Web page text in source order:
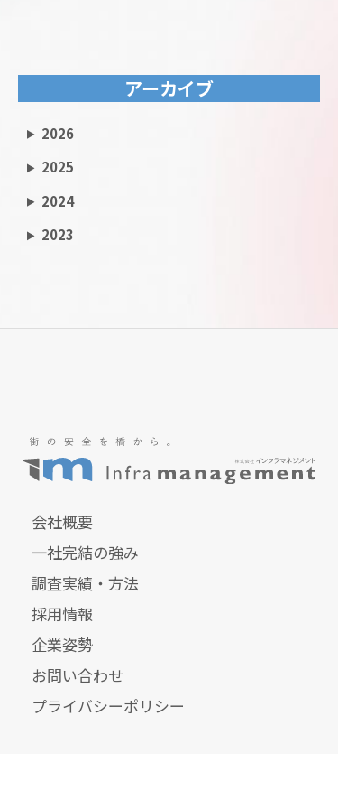
アーカイブ
2026
2025
2024
2023
会社概要
一社完結の強み
調査実績・方法
採用情報
企業姿勢
お問い合わせ
プライバシーポリシー